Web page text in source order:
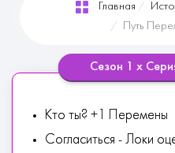
Главная
Путь
Сезон 1 х
Кто ты? +1 Перемены
Согласиться - Локи